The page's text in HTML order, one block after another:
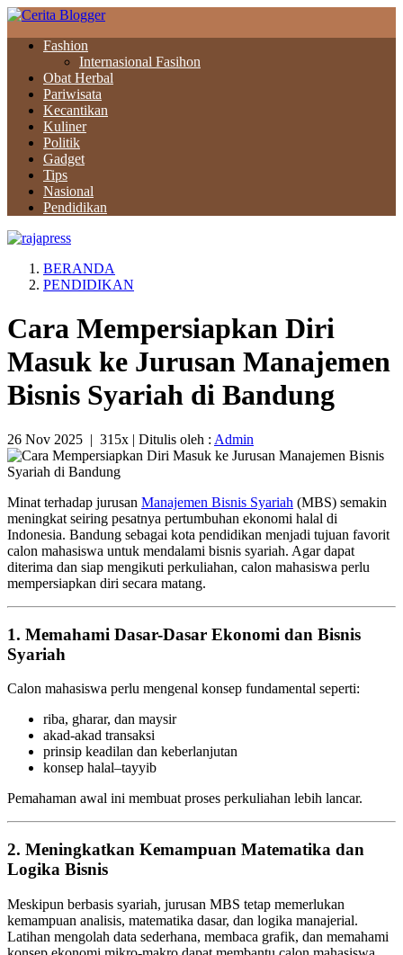
Fashion
Internasional Fasihon
Obat Herbal
Pariwisata
Kecantikan
Kuliner
Politik
Gadget
Tips
Nasional
Pendidikan
BERANDA
PENDIDIKAN
Cara Mempersiapkan Diri
Masuk ke Jurusan Manajemen
Bisnis Syariah di Bandung
26 Nov 2025 | 315x | Ditulis oleh : Admin
Minat terhadap jurusan Manajemen Bisnis Syariah (MBS) semakin
meningkat seiring pesatnya pertumbuhan ekonomi halal di
Indonesia. Bandung sebagai kota pendidikan menjadi tujuan favorit
calon mahasiswa untuk mendalami bisnis syariah. Agar dapat
diterima dan siap mengikuti perkuliahan, calon mahasiswa perlu
mempersiapkan diri secara matang.
1. Memahami Dasar-Dasar Ekonomi dan Bisnis
Syariah
Calon mahasiswa perlu mengenal konsep fundamental seperti:
riba, gharar, dan maysir
akad-akad transaksi
prinsip keadilan dan keberlanjutan
konsep halal–tayyib
Pemahaman awal ini membuat proses perkuliahan lebih lancar.
2. Meningkatkan Kemampuan Matematika dan
Logika Bisnis
Meskipun berbasis syariah, jurusan MBS tetap memerlukan
kemampuan analisis, matematika dasar, dan logika manajerial.
Latihan mengolah data sederhana, membaca grafik, dan memahami